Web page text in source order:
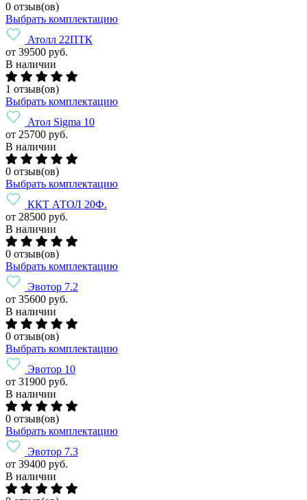
0 отзыв(ов)
Выбрать комплектацию
Атолл 22ПТК
от 39500 руб.
В наличии
1 отзыв(ов)
Выбрать комплектацию
Атол Sigma 10
от 25700 руб.
В наличии
0 отзыв(ов)
Выбрать комплектацию
ККТ АТОЛ 20Ф.
от 28500 руб.
В наличии
0 отзыв(ов)
Выбрать комплектацию
Эвотор 7.2
от 35600 руб.
В наличии
0 отзыв(ов)
Выбрать комплектацию
Эвотор 10
от 31900 руб.
В наличии
0 отзыв(ов)
Выбрать комплектацию
Эвотор 7.3
от 39400 руб.
В наличии